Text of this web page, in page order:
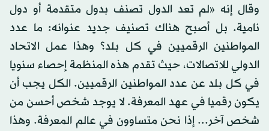
وقال إنه «لم تعد الدول تصنف بدول متقدمة أو دول
نامية. بل أصبح هناك تصنيف جديد عنوانه: ما عدد
المواطنين الرقميين في كل بلد؟ وهذا عمل الاتحاد
الدولي للاتصالات، حيث تقدم هذه المنظمة إحصاء سنويا
في كل بلد عن عدد المواطنين الرقميين. الكل يجب أن
يكون رقميا في عهد المعرفة. لا يوجد شخص أحسن من
شخص آخر... إذا نحن متساوون في عالم المعرفة. وهذا